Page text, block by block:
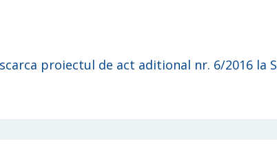
proiectul de act aditional nr. 6/2016 la